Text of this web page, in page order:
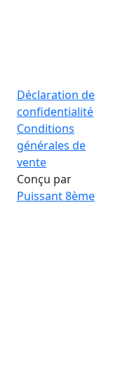
Déclaration de
confidentialité
Conditions
générales de
vente
Conçu par
Puissant 8ème